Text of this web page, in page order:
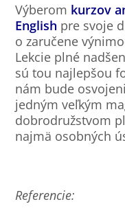
Výberom kurzov
English pre svoje
o zaručene
Lekcie plné
sú tou najlepšou
nám bude
jedným veľkým
dobrodružstvom
najmä osobných
Referencie: